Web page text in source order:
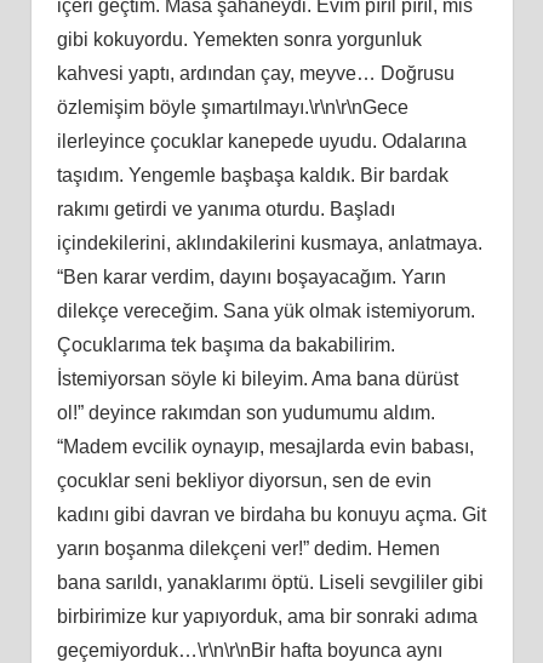
içeri geçtim. Masa şahaneydi. Evim pırıl pırıl, mis
gibi kokuyordu. Yemekten sonra yorgunluk
kahvesi yaptı, ardından çay, meyve… Doğrusu
özlemişim böyle şımartılmayı.\r\n\r\nGece
ilerleyince çocuklar kanepede uyudu. Odalarına
taşıdım. Yengemle başbaşa kaldık. Bir bardak
rakımı getirdi ve yanıma oturdu. Başladı
içindekilerini, aklındakilerini kusmaya, anlatmaya.
“Ben karar verdim, dayını boşayacağım. Yarın
dilekçe vereceğim. Sana yük olmak istemiyorum.
Çocuklarıma tek başıma da bakabilirim.
İstemiyorsan söyle ki bileyim. Ama bana dürüst
ol!” deyince rakımdan son yudumumu aldım.
“Madem evcilik oynayıp, mesajlarda evin babası,
çocuklar seni bekliyor diyorsun, sen de evin
kadını gibi davran ve birdaha bu konuyu açma. Git
yarın boşanma dilekçeni ver!” dedim. Hemen
bana sarıldı, yanaklarımı öptü. Liseli sevgililer gibi
birbirimize kur yapıyorduk, ama bir sonraki adıma
geçemiyorduk…\r\n\r\nBir hafta boyunca aynı